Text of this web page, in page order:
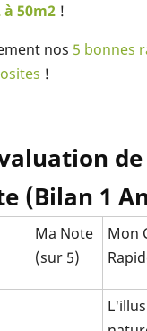
50m2 !
nos 5 bonnes
!
(Bilan 1
Ma Note
(sur 5)
Mon